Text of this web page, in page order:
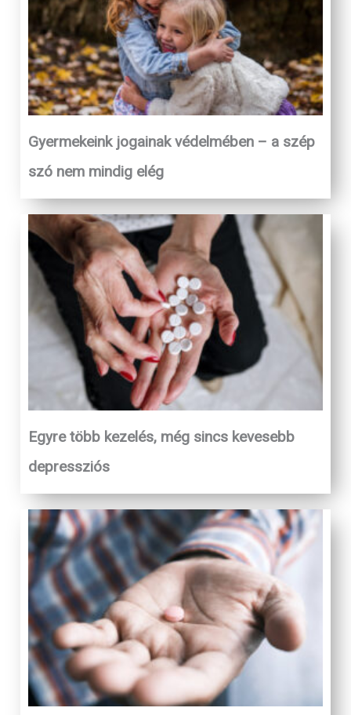
Gyermekeink jogainak védelmében – a szép
szó nem mindig elég
Egyre több kezelés, még sincs kevesebb
depressziós